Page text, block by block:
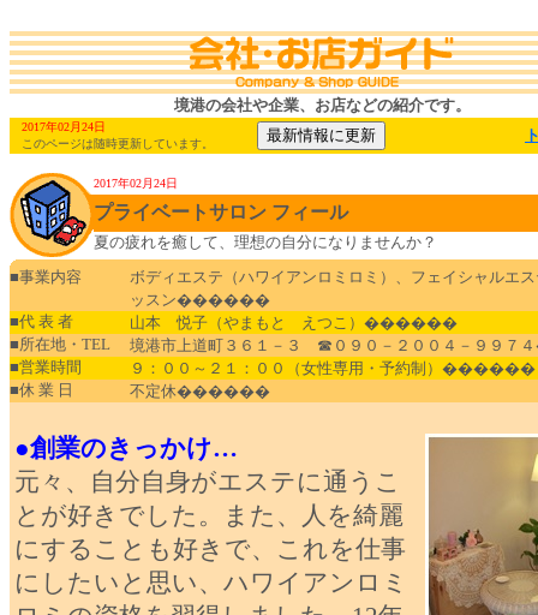
境港の会社や企業、お店などの紹介です。
2017年02月24日
このページは随時更新しています。
2017年02月24日
プライベートサロン フィール
夏の疲れを癒して、理想の自分になりませんか？
■事業内容
ボディエステ（ハワイアンロミロミ）、フェイシャルエ
ッスン������
■代 表 者
山本 悦子（やまもと えつこ）������
■所在地・TEL
境港市上道町３６１－３ ☎０９０－２００４－９
■営業時間
９：００～２１：００（女性専用・予約制）������
■休 業 日
不定休������
●創業のきっかけ…
元々、自分自身がエステに通うこ
とが好きでした。また、人を綺麗
にすることも好きで、これを仕事
にしたいと思い、ハワイアンロミ